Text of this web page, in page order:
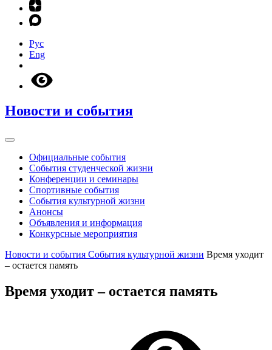
Рус
Eng
Новости и события
Официальные события
События студенческой жизни
Конференции и семинары
Спортивные события
События культурной жизни
Анонсы
Объявления и информация
Конкурсные мероприятия
Новости и события События культурной жизни Время уходит
– остается память
Время уходит – остается память